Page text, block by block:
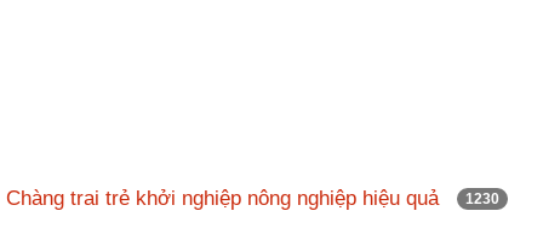
Chàng trai trẻ khởi nghiệp nông nghiệp hiệu quả 1230